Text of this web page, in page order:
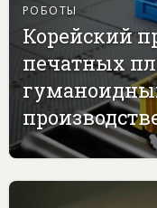
РОБОТЫ
Корейский
печатных